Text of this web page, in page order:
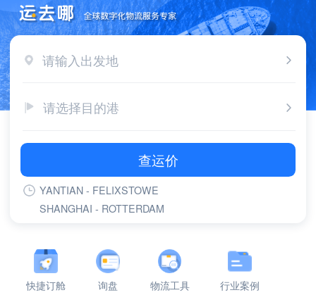
请输入出发地
请选择目的港
查运价
YANTIAN - FELIXSTOWE
SHANGHAI - ROTTERDAM
YANTIAN - LONG BEACH,CA
YANTIAN - LOS ANGELES,CA
快捷订舱 询盘 物流工具 行业案例